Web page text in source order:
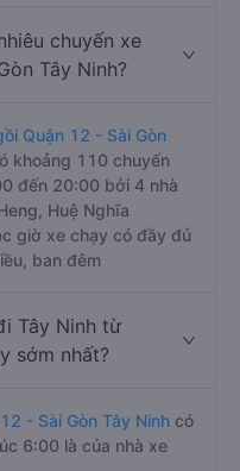
chuyến xe
Tây Ninh?
Quận 12 - Sài Gòn
khoảng 110 chuyến
đến 20:00 bởi 4 nhà
Huệ Nghĩa
giờ xe chạy có đầy đủ
ban đêm
Tây Ninh từ
sớm nhất?
- Sài Gòn Tây Ninh có
6:00 là của nhà xe